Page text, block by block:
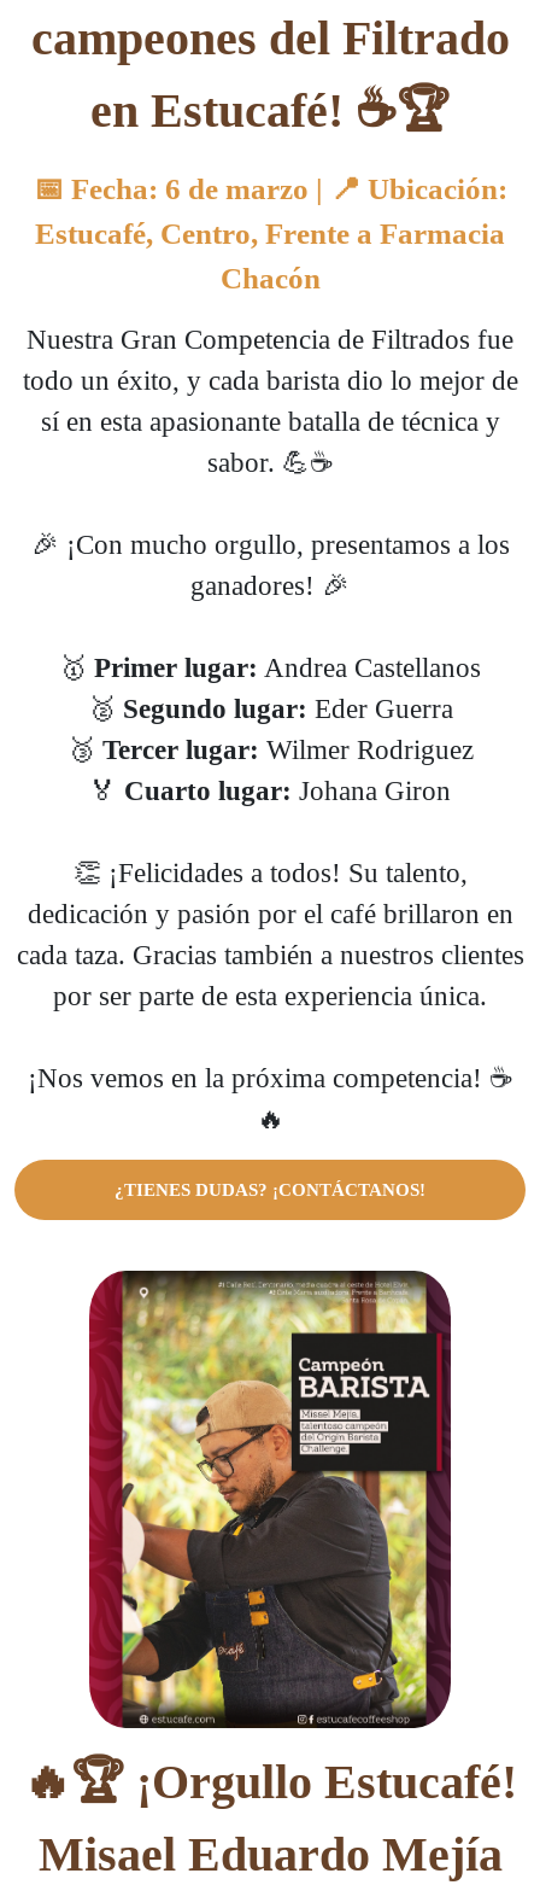
campeones del Filtrado
en Estucafé! ☕🏆
📅 Fecha: 6 de marzo | 📍 Ubicación:
Estucafé, Centro, Frente a Farmacia
Chacón
Nuestra Gran Competencia de Filtrados fue
todo un éxito, y cada barista dio lo mejor de
sí en esta apasionante batalla de técnica y
sabor. 💪☕
🎉 ¡Con mucho orgullo, presentamos a los
ganadores! 🎉
🥇 Primer lugar: Andrea Castellanos
🥈 Segundo lugar: Eder Guerra
🥉 Tercer lugar: Wilmer Rodriguez
🏅 Cuarto lugar: Johana Giron
👏 ¡Felicidades a todos! Su talento,
dedicación y pasión por el café brillaron en
cada taza. Gracias también a nuestros clientes
por ser parte de esta experiencia única.
¡Nos vemos en la próxima competencia! ☕
🔥
¿TIENES DUDAS? ¡CONTÁCTANOS!
🔥🏆 ¡Orgullo Estucafé!
Misael Eduardo Mejía